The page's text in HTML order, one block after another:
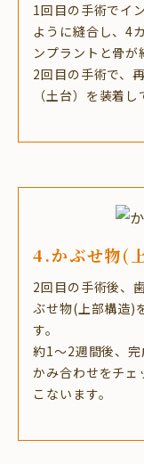
1回目の手術でイ
ように縫合し、4
ンプラントと骨が
2回目の手術で、
（土台）を装着し
4.かぶせ物(
2回目の手術後、
ぶせ物(上部構造)
す。
約1〜2週間後、
かみ合わせをチェ
こないます。